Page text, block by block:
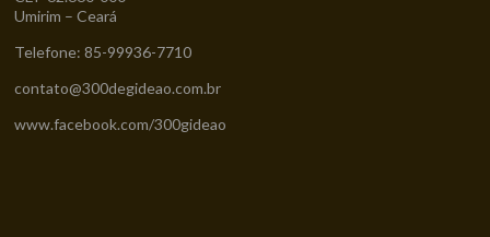
Umirim – Ceará
Telefone: 85-99936-7710
contato@300degideao.com.br
www.facebook.com/300gideao